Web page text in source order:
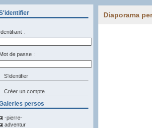
Identifiant :
Mot de passe :
Créer un compte
persos
-pierre-
adventur
Diaporama